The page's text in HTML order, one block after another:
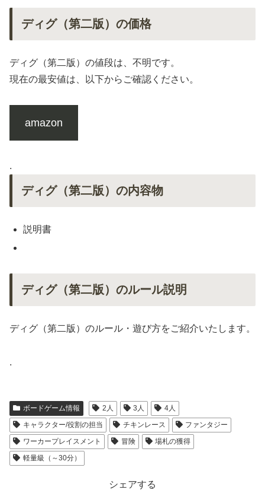
ディグ（第二版）の価格
ディグ（第二版）の値段は、不明です。
現在の最安値は、以下からご確認ください。
amazon
.
ディグ（第二版）の内容物
説明書
ディグ（第二版）のルール説明
ディグ（第二版）のルール・遊び方をご紹介いたします。
.
ボードゲーム情報 2人 3人
4人
キャラクター/役割の担当
チキンレース
ファンタジー
ワーカープレイスメント
冒険
場札の獲得
軽量級（～30分）
シェアする